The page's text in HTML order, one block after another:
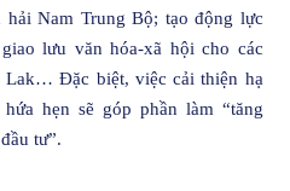
Nam Trung Bộ; tạo động lực
lưu văn hóa-xã hội cho các
Đặc biệt, việc cải thiện hạ
hẹn sẽ góp phần làm “tăng
tư”.